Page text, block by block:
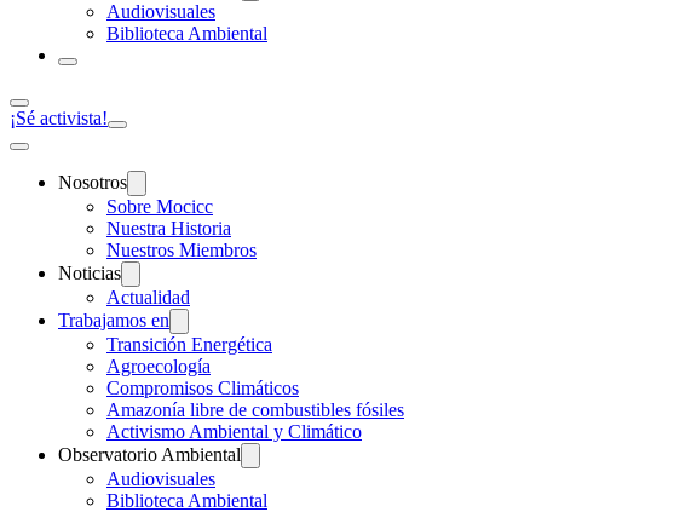
Audiovisuales
Biblioteca Ambiental
¡Sé activista!
Nosotros
Sobre Mocicc
Nuestra Historia
Nuestros Miembros
Noticias
Actualidad
Trabajamos en
Transición Energética
Agroecología
Compromisos Climáticos
Amazonía libre de combustibles fósiles
Activismo Ambiental y Climático
Observatorio Ambiental
Audiovisuales
Biblioteca Ambiental